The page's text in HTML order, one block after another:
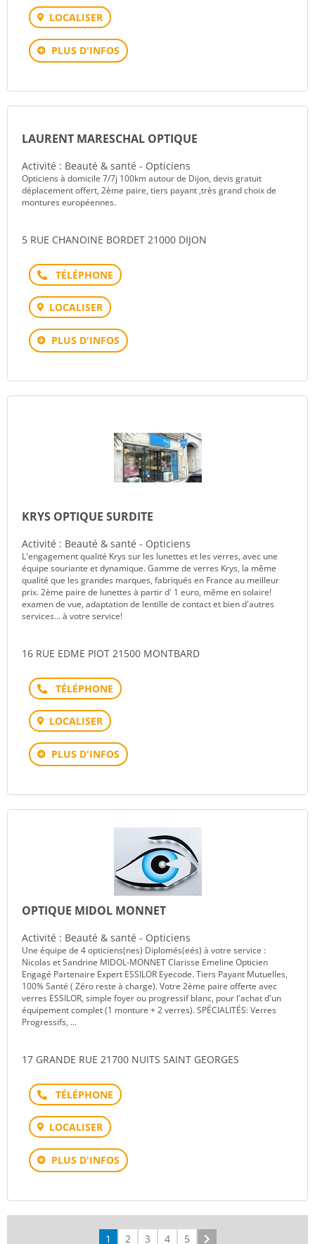
LOCALISER
PLUS D'INFOS
LAURENT MARESCHAL OPTIQUE
Activité : Beauté & santé - Opticiens
Opticiens à domicile 7/7j 100km autour de Dijon, devis gratuit
déplacement offert, 2ème paire, tiers payant ,très grand choix de
montures européennes.
5 RUE CHANOINE BORDET 21000 DIJON
Téléphone
LOCALISER
PLUS D'INFOS
KRYS OPTIQUE SURDITE
Activité : Beauté & santé - Opticiens
L'engagement qualité Krys sur les lunettes et les verres, avec une
équipe souriante et dynamique. Gamme de verres Krys, la même
qualité que les grandes marques, fabriqués en France au meilleur
prix. 2ème paire de lunettes à partir d' 1 euro, même en solaire!
examen de vue, adaptation de lentille de contact et bien d'autres
services... à votre service!
16 RUE EDME PIOT 21500 MONTBARD
Téléphone
LOCALISER
PLUS D'INFOS
OPTIQUE MIDOL MONNET
Activité : Beauté & santé - Opticiens
Une équipe de 4 opticiens(nes) Diplomés(eés) à votre service :
Nicolas et Sandrine MIDOL-MONNET Clarisse Emeline Opticien
Engagé Partenaire Expert ESSILOR Eyecode. Tiers Payant Mutuelles,
100% Santé ( Zéro reste à charge). Votre 2ème paire offerte avec
verres ESSILOR, simple foyer ou progressif blanc, pour l'achat d'un
équipement complet (1 monture + 2 verres). SPÉCIALITÉS: Verres
Progressifs, ...
17 GRANDE RUE 21700 NUITS SAINT GEORGES
Téléphone
LOCALISER
PLUS D'INFOS
1 2 3 4 5